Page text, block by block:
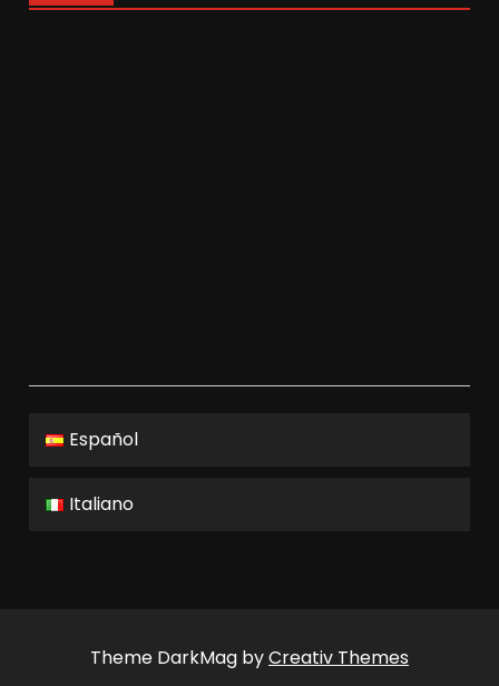
Español
Italiano
Theme DarkMag byCreativ Themes